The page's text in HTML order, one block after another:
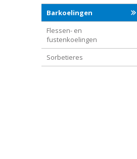
Barkoelingen
Flessen- en
fustenkoelingen
Sorbetieres